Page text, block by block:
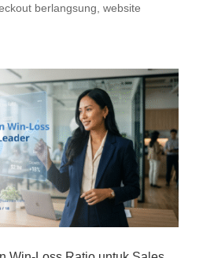
berlangsung, website